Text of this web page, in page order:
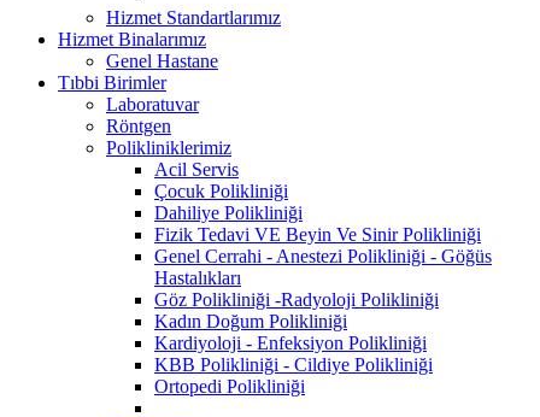
Hizmet Standartlarımız
Hizmet Binalarımız
Genel Hastane
Tıbbi Birimler
Laboratuvar
Röntgen
Polikliniklerimiz
Acil Servis
Çocuk Polikliniği
Dahiliye Polikliniği
Fizik Tedavi VE Beyin Ve Sinir Polikliniği
Genel Cerrahi - Anestezi Polikliniği - Göğüs
Hastalıkları
Göz Polikliniği -Radyoloji Polikliniği
Kadın Doğum Polikliniği
Kardiyoloji - Enfeksiyon Polikliniği
KBB Polikliniği - Cildiye Polikliniği
Ortopedi Polikliniği